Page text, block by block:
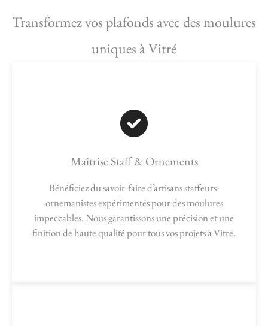
Transformez vos plafonds avec des moulures
uniques à Vitré
Maîtrise Staff & Ornements
Bénéficiez du savoir-faire d’artisans staffeurs-
ornemanistes expérimentés pour des moulures
impeccables. Nous garantissons une précision et une
finition de haute qualité pour tous vos projets à Vitré.